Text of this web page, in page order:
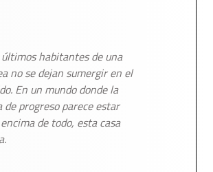
últimos habitantes de una
no se dejan sumergir en el
En un mundo donde la
de progreso parece estar
de todo, esta casa